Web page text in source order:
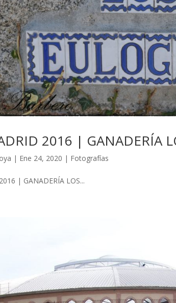
2016 | GANADERÍA
| Ene 24, 2020 | Fotografías
| GANADERÍA LOS...